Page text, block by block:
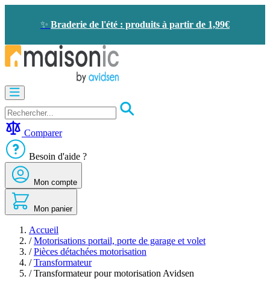
✨ Braderie de l'été : produits à partir de 1,99€
Visiophone
-
Sonnette
-
économie
d'énergie
Sécurité
Confort
de
maison
Seconde
vie
Bons
plans
Comparer
Besoin d'aide ?
Mon compte
Mon panier
Accueil
/ Motorisations portail, porte de garage et volet
/ Pièces détachées motorisation
/ Transformateur
/ Transformateur pour motorisation Avidsen